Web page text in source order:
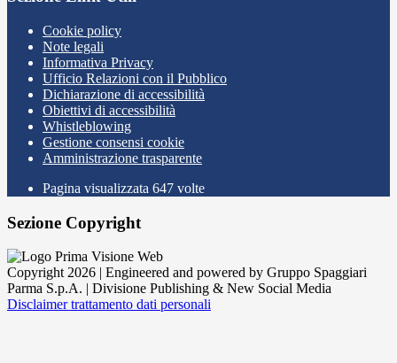
Cookie policy
Note legali
Informativa Privacy
Ufficio Relazioni con il Pubblico
Dichiarazione di accessibilità
Obiettivi di accessibilità
Whistleblowing
Gestione consensi cookie
Amministrazione trasparente
Pagina visualizzata 647 volte
Sezione Copyright
Copyright 2026 | Engineered and powered by Gruppo Spaggiari
Parma S.p.A. | Divisione Publishing & New Social Media
Disclaimer trattamento dati personali